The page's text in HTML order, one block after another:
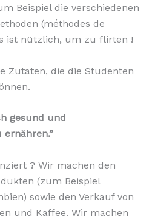
Beispiel die verschiedenen
(méthodes de
ist nützlich, um zu flirten !
Zutaten, die die Studenten
gesund und
? Wir machen den
(zum Beispiel
sowie den Verkauf von
und Kaffee. Wir machen